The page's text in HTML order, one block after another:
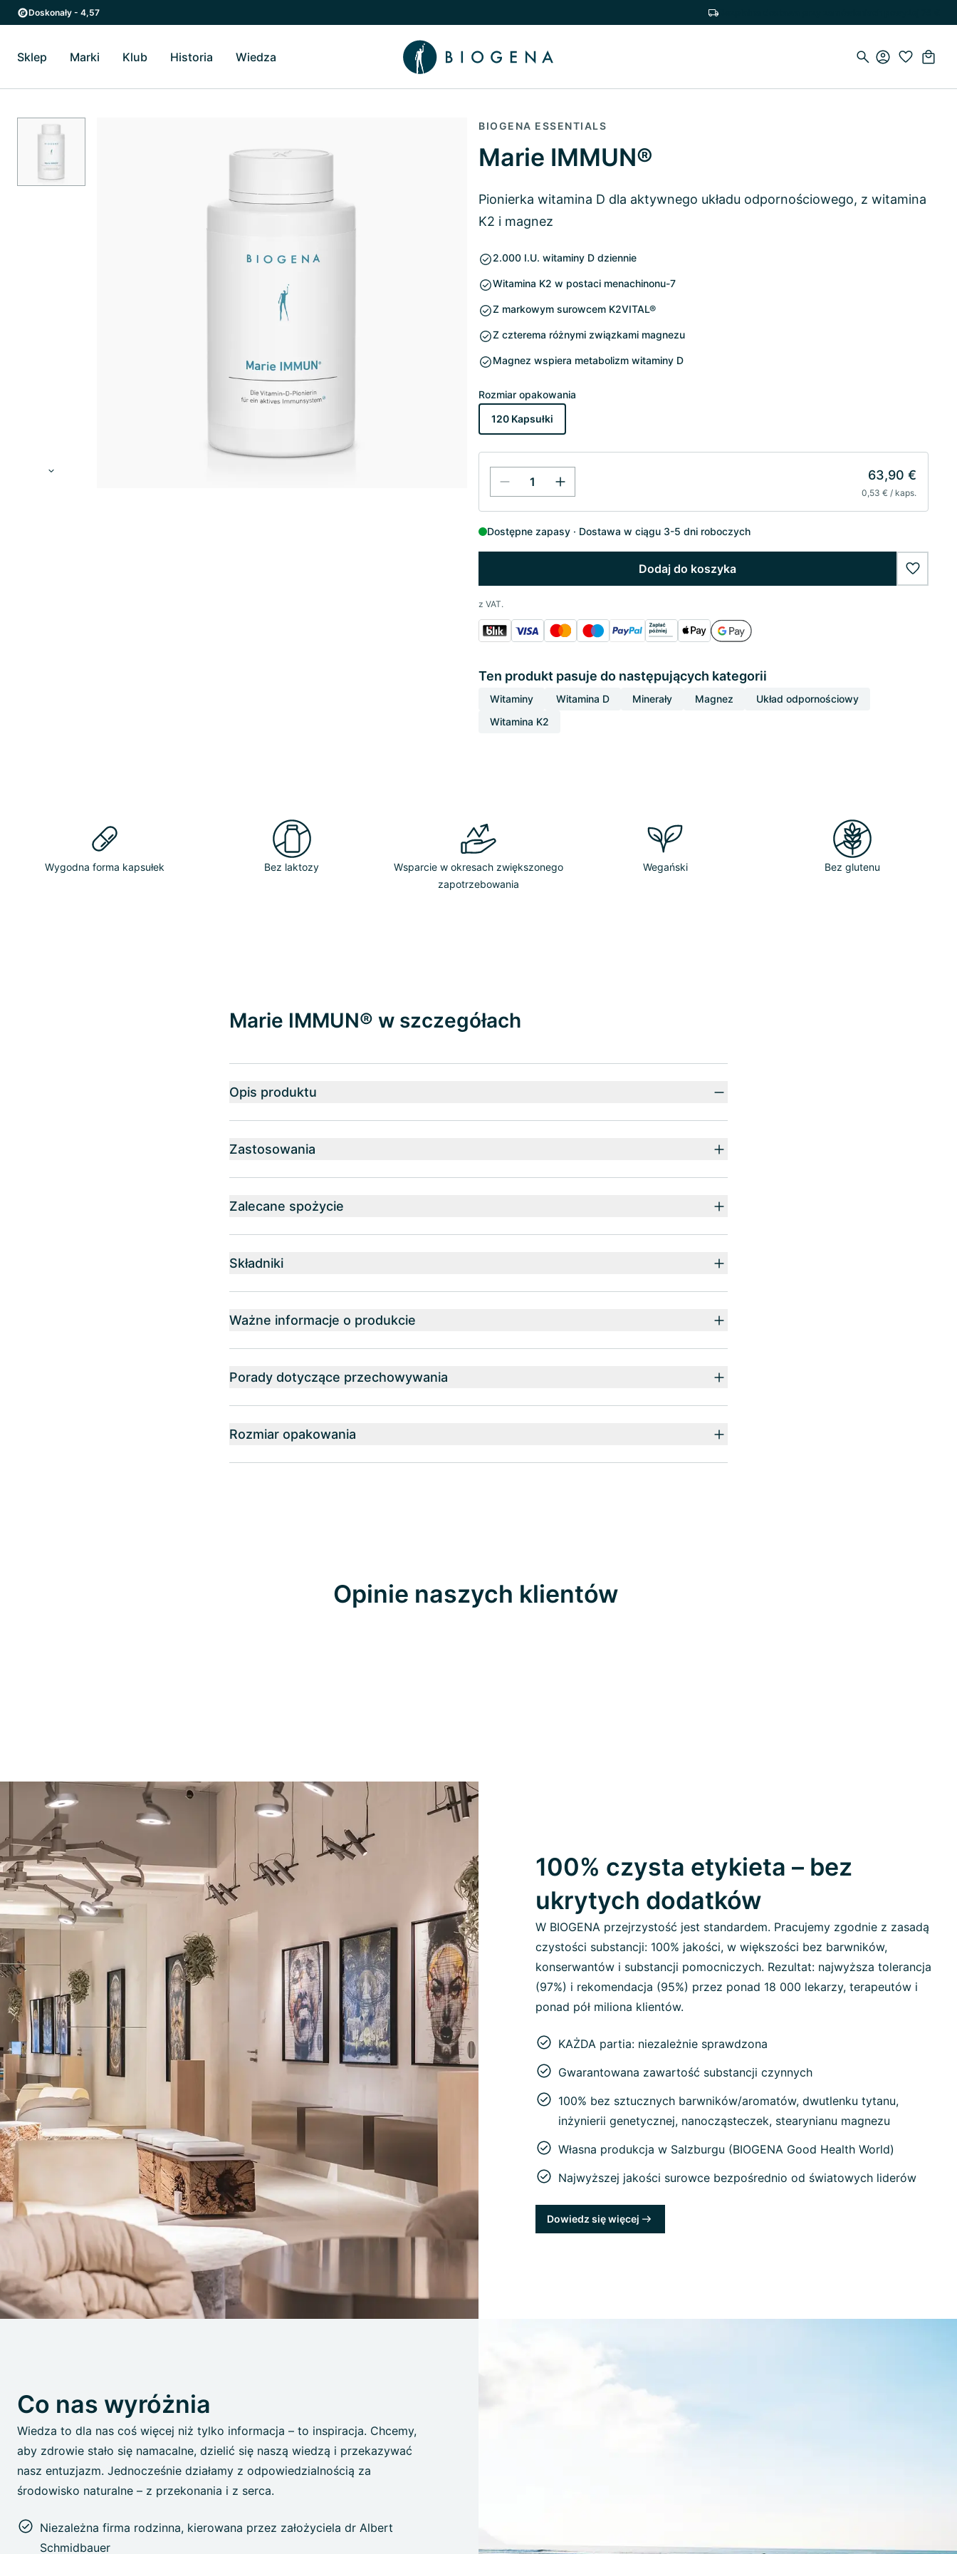
Przejdź do strony głównej
Przejdź do głównego menu
Doskonały - 4,57
Sklep Przełącz Sklep podmenu
Marki Przełącz Marki podmenu
Klub Historia Przełącz Historia podmenu
Wiedza
BIOGENA ESSENTIALS
Marie IMMUN®
Pionierka witamina D dla aktywnego układu odpornościowego, z witamina
K2 i magnez
2.000 I.U. witaminy D dziennie
Witamina K2 w postaci menachinonu-7
Z markowym surowcem K2VITAL®
Z czterema różnymi związkami magnezu
Magnez wspiera metabolizm witaminy D
Rozmiar opakowania
120 Kapsułki
63,90 €
0,53 € / kaps.
Dostępne zapasy Dostawa w ciągu 3-5 dni roboczych
Dodaj do koszyka
z VAT.
Ten produkt pasuje do następujących kategorii
Witaminy Witamina D Minerały Magnez
Układ odpornościowy
Witamina K2
Wygodna forma kapsułek Bez laktozy
Wsparcie w okresach zwiększonego
zapotrzebowania
Wegański Bez glutenu
Marie IMMUN® w szczegółach
Opis produktu
Zastosowania
Zalecane spożycie
Składniki
Ważne informacje o produkcie
Porady dotyczące przechowywania
Rozmiar opakowania
Opinie naszych klientów
100% czysta etykieta – bez
ukrytych dodatków
W BIOGENA przejrzystość jest standardem. Pracujemy zgodnie z zasadą
czystości substancji: 100% jakości, w większości bez barwników,
konserwantów i substancji pomocniczych. Rezultat: najwyższa tolerancja
(97%) i rekomendacja (95%) przez ponad 18 000 lekarzy, terapeutów i
ponad pół miliona klientów.
KAŻDA partia: niezależnie sprawdzona
Gwarantowana zawartość substancji czynnych
100% bez sztucznych barwników/aromatów, dwutlenku tytanu,
inżynierii genetycznej, nanocząsteczek, stearynianu magnezu
Własna produkcja w Salzburgu (BIOGENA Good Health World)
Najwyższej jakości surowce bezpośrednio od światowych liderów
Dowiedz się więcej
Co nas wyróżnia
Wiedza to dla nas coś więcej niż tylko informacja – to inspiracja. Chcemy,
aby zdrowie stało się namacalne, dzielić się naszą wiedzą i przekazywać
nasz entuzjazm. Jednocześnie działamy z odpowiedzialnością za
środowisko naturalne – z przekonania i z serca.
Niezależna firma rodzinna, kierowana przez założyciela dr Albert
Schmidbauer